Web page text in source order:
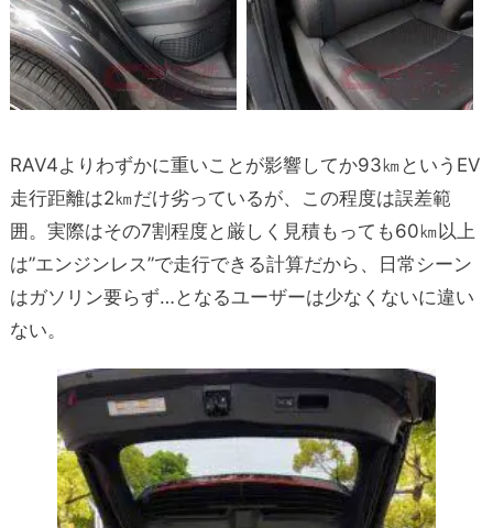
RAV4よりわずかに重いことが影響してか93㎞というEV
走行距離は2㎞だけ劣っているが、この程度は誤差範
囲。実際はその7割程度と厳しく見積もっても60㎞以上
は”エンジンレス”で走行できる計算だから、日常シーン
はガソリン要らず…となるユーザーは少なくないに違い
ない。